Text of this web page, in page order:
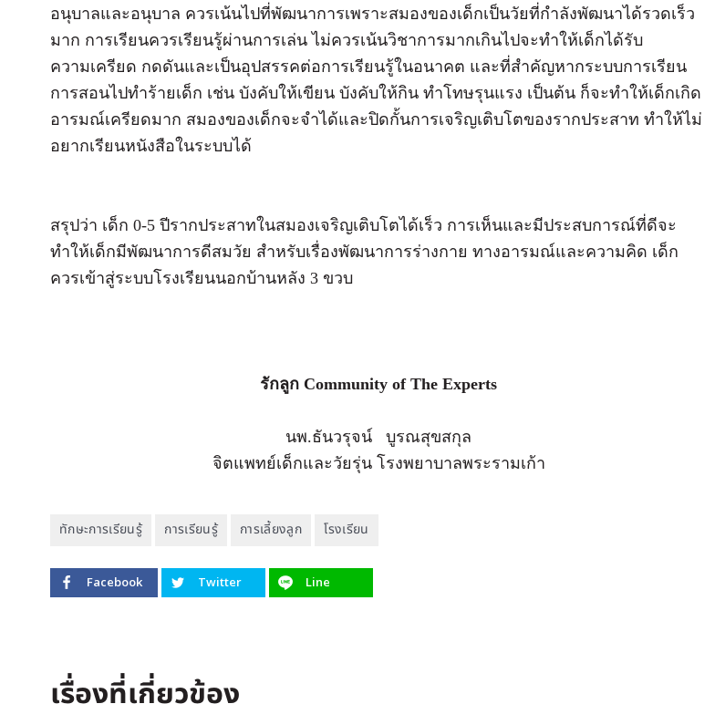
อนุบาลและอนุบาล ควรเน้นไปที่พัฒนาการเพราะสมองของเด็กเป็นวัยที่กำลังพัฒนาได้รวดเร็ว
มาก การเรียนควรเรียนรู้ผ่านการเล่น ไม่ควรเน้นวิชาการมากเกินไปจะทำให้เด็กได้รับ
ความเครียด กดดันและเป็นอุปสรรคต่อการเรียนรู้ในอนาคต และที่สำคัญหากระบบการเรียน
การสอนไปทำร้ายเด็ก เช่น บังคับให้เขียน บังคับให้กิน ทำโทษรุนแรง เป็นต้น ก็จะทำให้เด็กเกิด
อารมณ์เครียดมาก สมองของเด็กจะจำได้และปิดกั้นการเจริญเติบโตของรากประสาท ทำให้ไม่
อยากเรียนหนังสือในระบบได้
สรุปว่า เด็ก 0-5 ปีรากประสาทในสมองเจริญเติบโตได้เร็ว การเห็นและมีประสบการณ์ที่ดีจะ
ทำให้เด็กมีพัฒนาการดีสมวัย สำหรับเรื่องพัฒนาการร่างกาย ทางอารมณ์และความคิด เด็ก
ควรเข้าสู่ระบบโรงเรียนนอกบ้านหลัง 3 ขวบ
รักลูก Community of The Experts
นพ.ธันวรุจน์ บูรณสุขสกุล
จิตแพทย์เด็กและวัยรุ่น โรงพยาบาลพระรามเก้า
ทักษะการเรียนรู้ การเรียนรู้ การเลี้ยงลูก โรงเรียน
Facebook Twitter Line